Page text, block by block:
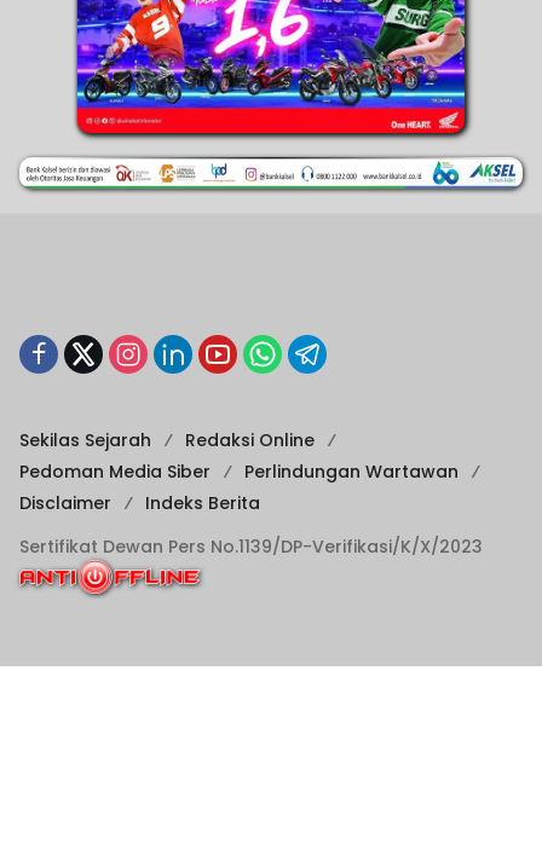
Sekilas Sejarah
Redaksi Online
Pedoman Media Siber
Perlindungan Wartawan
Disclaimer
Indeks Berita
Sertifikat Dewan Pers No.1139/DP-Verifikasi/K/X/2023